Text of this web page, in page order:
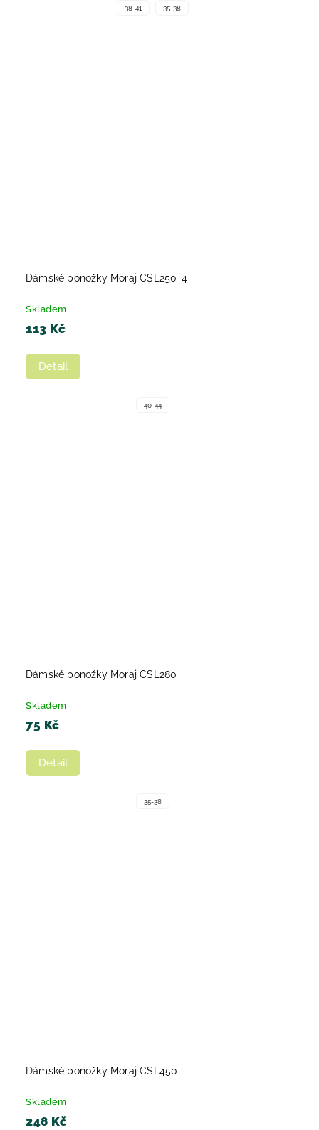
38-41 35-38
Dámské ponožky Moraj CSL250-4
Skladem
113 Kč
Detail
40-44
Dámské ponožky Moraj CSL280
Skladem
75 Kč
Detail
35-38
Dámské ponožky Moraj CSL450
Skladem
248 Kč